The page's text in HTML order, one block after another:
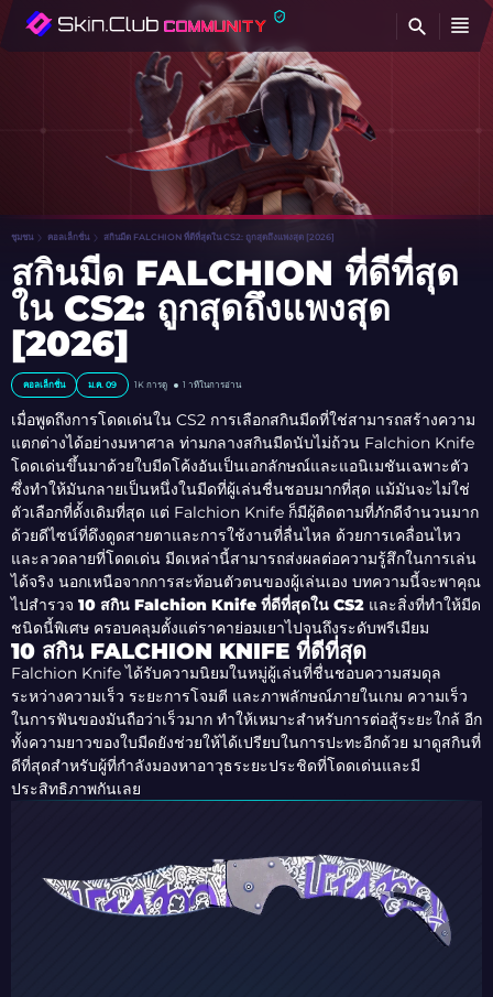
ค้
ชุมชน คอลเล็กชั่น สกินมีด FALCHION ที่ดีที่สุดใน CS2: ถูกสุดถึงแพงสุด [2026]
สกินมีด FALCHION ที่ดีที่สุด
ใน CS2: ถูกสุดถึงแพงสุด
[2026]
คอลเล็กชั่น ม.ค. 09 1K การดู 1 าทีในการอ่าน
เมื่อพูดถึงการโดดเด่นใน CS2 การเลือกสกินมีดที่ใช่สามารถสร้างความ
แตกต่างได้อย่างมหาศาล ท่ามกลางสกินมีดนับไม่ถ้วน Falchion Knife
โดดเด่นขึ้นมาด้วยใบมีดโค้งอันเป็นเอกลักษณ์และแอนิเมชันเฉพาะตัว
ซึ่งทำให้มันกลายเป็นหนึ่งในมีดที่ผู้เล่นชื่นชอบมากที่สุด แม้มันจะไม่ใช่
ตัวเลือกที่ดั้งเดิมที่สุด แต่ Falchion Knife ก็มีผู้ติดตามที่ภักดีจำนวนมาก
ด้วยดีไซน์ที่ดึงดูดสายตาและการใช้งานที่ลื่นไหล ด้วยการเคลื่อนไหว
และลวดลายที่โดดเด่น มีดเหล่านี้สามารถส่งผลต่อความรู้สึกในการเล่น
ได้จริง นอกเหนือจากการสะท้อนตัวตนของผู้เล่นเอง บทความนี้จะพาคุณ
ไปสำรวจ 10 สกิน Falchion Knife ที่ดีที่สุดใน CS2 และสิ่งที่ทำให้มีด
ชนิดนี้พิเศษ ครอบคลุมตั้งแต่ราคาย่อมเยาไปจนถึงระดับพรีเมียม
10 สกิน FALCHION KNIFE ที่ดีที่สุด
Falchion Knife ได้รับความนิยมในหมู่ผู้เล่นที่ชื่นชอบความสมดุล
ระหว่างความเร็ว ระยะการโจมตี และภาพลักษณ์ภายในเกม ความเร็ว
ในการฟันของมันถือว่าเร็วมาก ทำให้เหมาะสำหรับการต่อสู้ระยะใกล้ อีก
ทั้งความยาวของใบมีดยังช่วยให้ได้เปรียบในการปะทะอีกด้วย มาดูสกินที่
ดีที่สุดสำหรับผู้ที่กำลังมองหาอาวุธระยะประชิดที่โดดเด่นและมี
ประสิทธิภาพกันเลย